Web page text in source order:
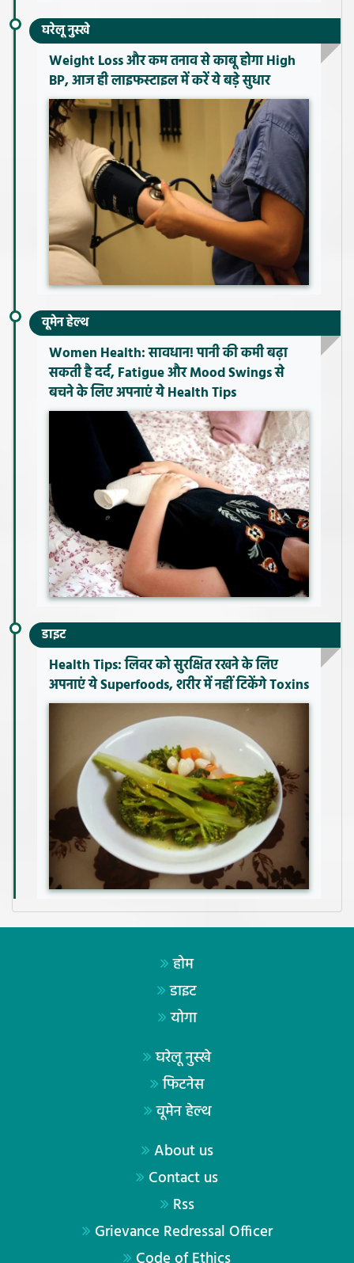
घरेलू नुस्खे
Weight Loss और कम तनाव से काबू होगा High
BP, आज ही लाइफस्टाइल में करें ये बड़े सुधार
वूमेन हेल्थ
Women Health: सावधान! पानी की कमी बढ़ा
सकती है दर्द, Fatigue और Mood Swings से
बचने के लिए अपनाएं ये Health Tips
डाइट
Health Tips: लिवर को सुरक्षित रखने के लिए
अपनाएं ये Superfoods, शरीर में नहीं टिकेंगे Toxins
होम
डाइट
योगा
घरेलू नुस्खे
फिटनेस
वूमेन हेल्थ
About us
Contact us
Rss
Grievance Redressal Officer